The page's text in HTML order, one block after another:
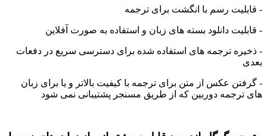
قابلیت رسم با انگشت برای ترجمه
قابلیت دانلود بسته های زبان و استفاده به صورت آفلاین
ذخیره ترجمه های استفاده شده برای دسترسی سریع در دفعات
گرفتن عکس از متن برای ترجمه با کیفیت بالاتر و یا برای زبان
ترجمه دوربین که از طریق مسنجر پشتیبانی نمی شود